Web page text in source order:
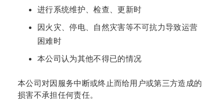
进行系统维护、检查、更新时
因火灾、停电、自然灾害等不可抗力导致运营
困难时
本公司认为其他不得已的情况
本公司对因服务中断或终止而给用户或第三方造成的
损害不承担任何责任。